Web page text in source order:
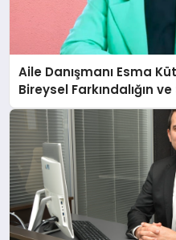
Aile Danışmanı Esma
Bireysel Farkındalığın ve
Anlatıyor